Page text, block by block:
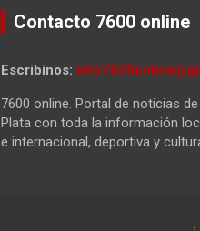
Contacto 7600 online
Escribinos:
7600 online. Portal de noticias
Plata con toda la información
e internacional, deportiva y